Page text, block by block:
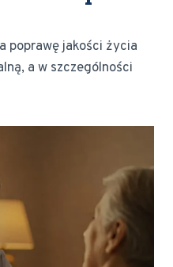
poprawę jakości życia
a w szczególności